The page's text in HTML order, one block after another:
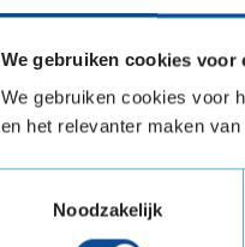
We gebruiken cookies voor
We gebruiken cookies voor
en het relevanter maken
Noodzakelijk